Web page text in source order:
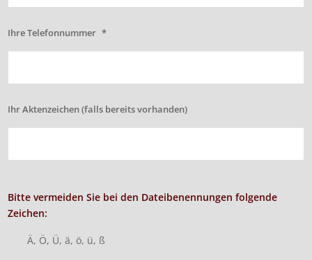
Ihre Telefonnummer *
Ihr Aktenzeichen (falls bereits vorhanden)
Bitte vermeiden Sie bei den Dateibenennungen folgende
Zeichen:
Ä, Ö, Ü, ä, ö, ü, ß